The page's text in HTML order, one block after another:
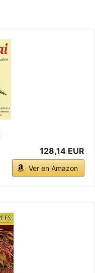
128,14 EUR
Ver en Amazon